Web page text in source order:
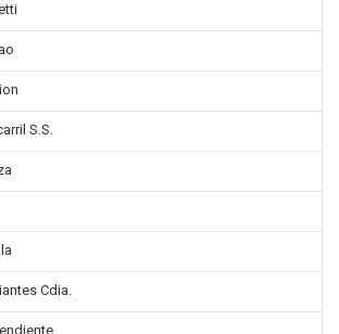
S.S.
Cdia.